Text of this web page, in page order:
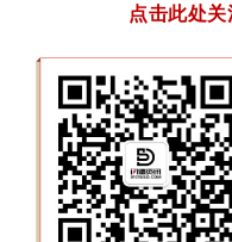
点击此处关